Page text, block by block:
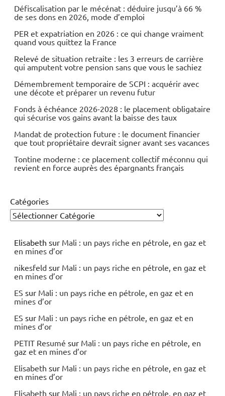
Banques/Assurances
Défiscalisation par le mécénat : déduire jusqu’à 66 %
de ses dons en 2026, mode d’emploi
PER et expatriation en 2026 : ce qui change vraiment
quand vous quittez la France
Relevé de situation retraite : les 3 erreurs de carrière
qui amputent votre pension sans que vous le sachiez
Démembrement temporaire de SCPI : acquérir avec
une décote et préparer un revenu futur
Fonds à échéance 2026-2028 : le placement obligataire
qui sécurise vos gains avant la baisse des taux
Mandat de protection future : le document financier
que tout propriétaire devrait signer avant ses vacances
Tontine moderne : ce placement collectif méconnu qui
revient en force auprès des épargnants français
Catégories
Elisabeth sur Mali : un pays riche en pétrole, en gaz et
en mines d’or
nikesfeld sur Mali : un pays riche en pétrole, en gaz et
en mines d’or
ES sur Mali : un pays riche en pétrole, en gaz et en
mines d’or
ES sur Mali : un pays riche en pétrole, en gaz et en
mines d’or
PETIT Resumé sur Mali : un pays riche en pétrole, en
gaz et en mines d’or
Elisabeth sur Mali : un pays riche en pétrole, en gaz et
en mines d’or
Elisabeth sur Mali : un pays riche en pétrole, en gaz et